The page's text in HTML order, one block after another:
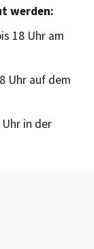
werden:
18 Uhr am
Uhr auf dem
in der